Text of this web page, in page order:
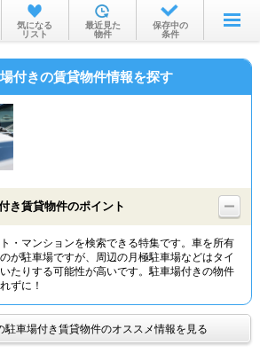
お部屋を探す
沿線・駅から
物件特集から
TOP
気になる
リスト
最近見た
物件
保存中の
条件
付きの賃貸物件情報を探す
き賃貸物件のポイント
・マンションを検索できる特集です。車を所有
が駐車場ですが、周辺の月極駐車場などはタイ
たりする可能性が高いです。駐車場付きの物件
ずに！
駐車場付き賃貸物件のオススメ情報を見る